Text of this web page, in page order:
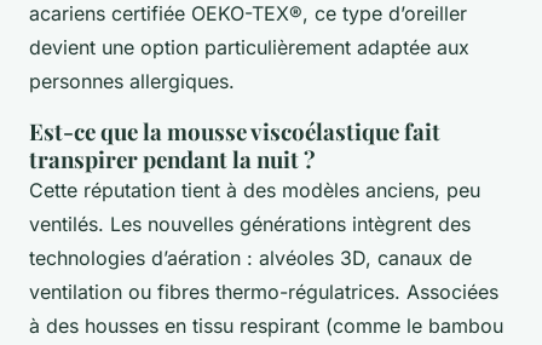
acariens certifiée OEKO-TEX®, ce type d’oreiller
devient une option particulièrement adaptée aux
personnes allergiques.
Est-ce que la mousse viscoélastique fait
transpirer pendant la nuit ?
Cette réputation tient à des modèles anciens, peu
ventilés. Les nouvelles générations intègrent des
technologies d’aération : alvéoles 3D, canaux de
ventilation ou fibres thermo-régulatrices. Associées
à des housses en tissu respirant (comme le bambou